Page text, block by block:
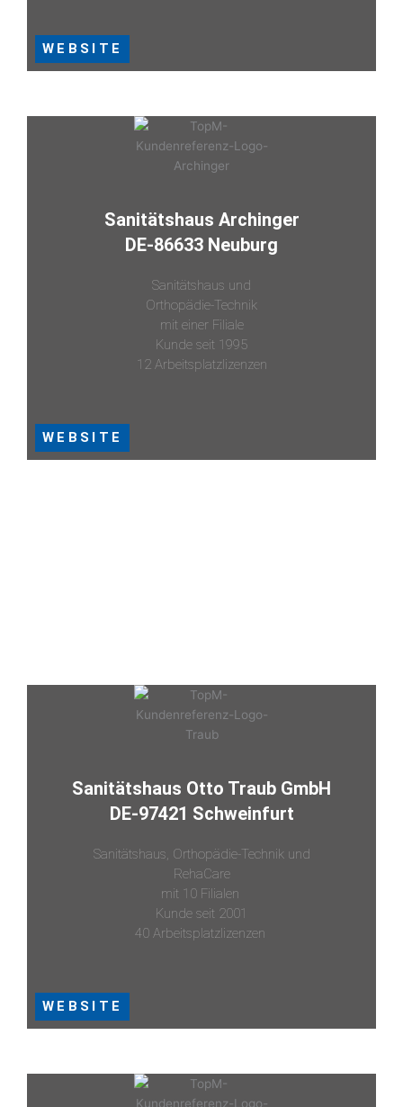
WEBSITE
Sanitätshaus Archinger
DE-86633 Neuburg
Sanitätshaus und
Orthopädie-Technik
mit einer Filiale
Kunde seit 1995
12 Arbeitsplatzlizenzen
WEBSITE
Sanitätshaus Otto Traub GmbH
DE-97421 Schweinfurt
Sanitätshaus, Orthopädie-Technik und
RehaCare
mit 10 Filialen
Kunde seit 2001
40 Arbeitsplatzlizenzen
WEBSITE